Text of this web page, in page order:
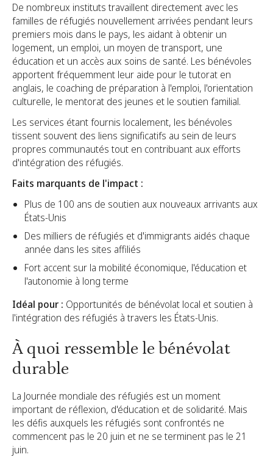
De nombreux instituts travaillent directement avec les
familles de réfugiés nouvellement arrivées pendant leurs
premiers mois dans le pays, les aidant à obtenir un
logement, un emploi, un moyen de transport, une
éducation et un accès aux soins de santé. Les bénévoles
apportent fréquemment leur aide pour le tutorat en
anglais, le coaching de préparation à l'emploi, l'orientation
culturelle, le mentorat des jeunes et le soutien familial.
Les services étant fournis localement, les bénévoles
tissent souvent des liens significatifs au sein de leurs
propres communautés tout en contribuant aux efforts
d'intégration des réfugiés.
Faits marquants de l'impact :
Plus de 100 ans de soutien aux nouveaux arrivants aux
États-Unis
Des milliers de réfugiés et d'immigrants aidés chaque
année dans les sites affiliés
Fort accent sur la mobilité économique, l'éducation et
l'autonomie à long terme
Idéal pour : Opportunités de bénévolat local et soutien à
l'intégration des réfugiés à travers les États-Unis.
À quoi ressemble le bénévolat
durable
La Journée mondiale des réfugiés est un moment
important de réflexion, d'éducation et de solidarité. Mais
les défis auxquels les réfugiés sont confrontés ne
commencent pas le 20 juin et ne se terminent pas le 21
juin.